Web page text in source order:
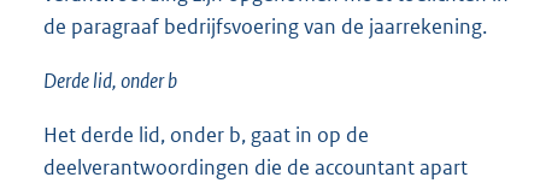
de paragraaf bedrijfsvoering van de jaarrekening.
Derde lid, onder b
Het derde lid, onder b, gaat in op de
deelverantwoordingen die de accountant apart